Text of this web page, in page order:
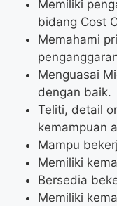
Memiliki
bidang Cost
Memahami
Menguasai
dengan baik.
Teliti, detail
kemampuan
Mampu
Memiliki
Bersedia
Memiliki